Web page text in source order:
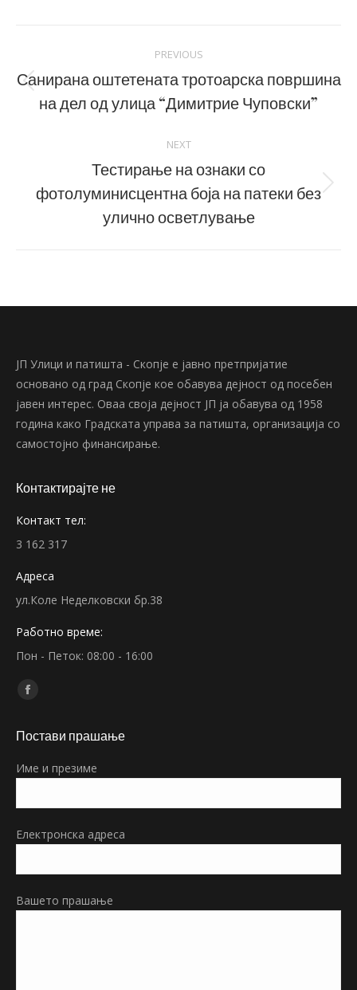
navigation
PREVIOUS
Previous
post:
Санирана оштетената тротоарска површина
на дел од улица “Димитрие Чуповски”
NEXT
Next
post:
Тестирање на ознаки со
фотолуминисцентна боја на патеки без
улично осветлување
ЈП Улици и патишта - Скопје е јавно претпријатие
основано од град Скопје кое обавува дејност од посебен
јавен интерес. Оваа своја дејност ЈП ја обавува од 1958
година како Градската управа за патишта, организација со
самостојно финансирање.
Контактирајте не
Контакт тел:
3 162 317
Адреса
ул.Коле Неделковски бр.38
Работно време:
Пон - Петок: 08:00 - 16:00
Find us on:
Facebook
opens
new
Постави прашање
Име и презиме
Електронска адреса
Вашето прашање